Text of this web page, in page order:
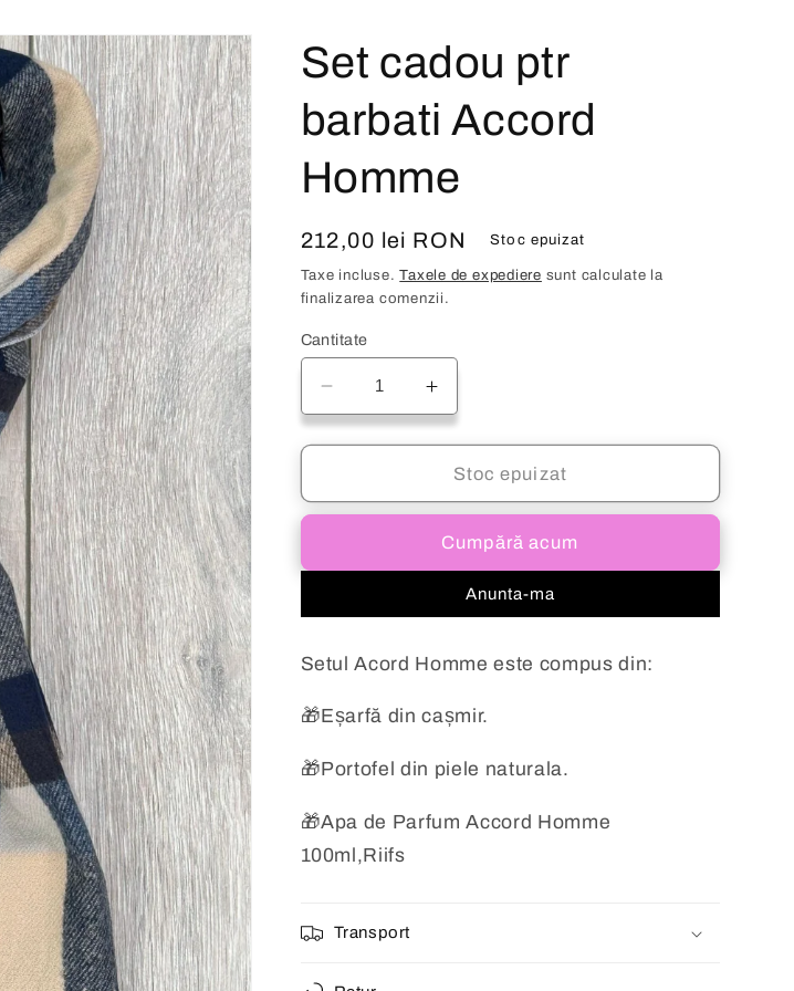
Set cadou ptr
barbati Accord
Homme
Preț
obișnuit
212,00 lei RON Stoc epuizat
Taxe incluse.Taxele de expediere sunt calculate la
finalizarea comenzii.
Cantitate
Reduceți
cantitatea
pentru
cadou
Accord
Creșteți
cantitatea
pentru
Set
cadou
barbati
Accord
Homme
Stoc epuizat
Cumpără acum
Anunta-ma
Setul Acord Homme este compus din:
🎁Eșarfă din cașmir.
🎁Portofel din piele naturala.
🎁Apa de Parfum Accord Homme
100ml,Riifs
Transport